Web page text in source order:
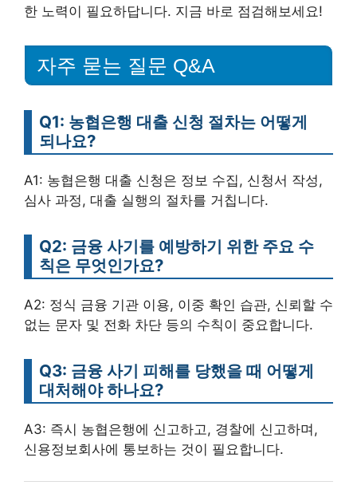
한 노력이 필요하답니다. 지금 바로 점검해보세요!
자주 묻는 질문 Q&A
Q1: 농협은행 대출 신청 절차는 어떻게
되나요?
A1: 농협은행 대출 신청은 정보 수집, 신청서 작성,
심사 과정, 대출 실행의 절차를 거칩니다.
Q2: 금융 사기를 예방하기 위한 주요 수
칙은 무엇인가요?
A2: 정식 금융 기관 이용, 이중 확인 습관, 신뢰할 수
없는 문자 및 전화 차단 등의 수칙이 중요합니다.
Q3: 금융 사기 피해를 당했을 때 어떻게
대처해야 하나요?
A3: 즉시 농협은행에 신고하고, 경찰에 신고하며,
신용정보회사에 통보하는 것이 필요합니다.